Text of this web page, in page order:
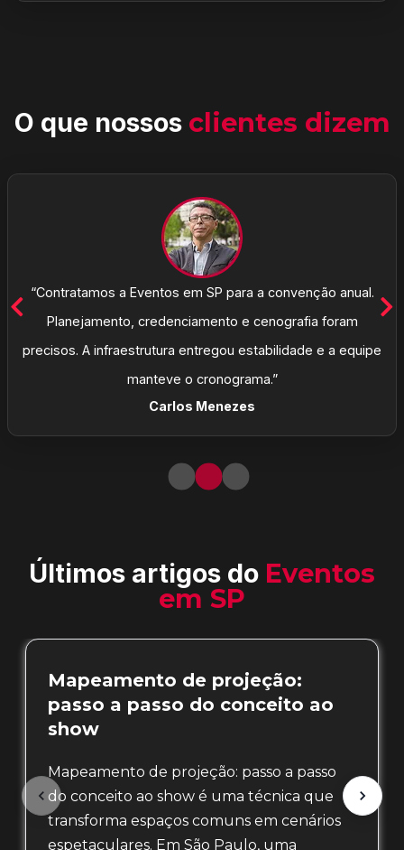
O que nossos clientes dizem
“Contratamos a Eventos em SP para a convenção anual.
Planejamento, credenciamento e cenografia foram
precisos. A infraestrutura entregou estabilidade e a equipe
manteve o cronograma.”
Carlos Menezes
Últimos artigos do Eventos
em SP
Mapeamento de projeção:
passo a passo do conceito ao
show
Mapeamento de projeção: passo a passo
do conceito ao show é uma técnica que
transforma espaços comuns em cenários
espetaculares. Em São Paulo, uma